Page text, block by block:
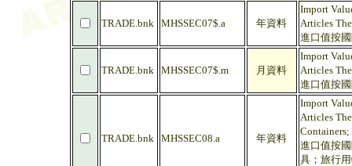
TRADE.bnk MHSSEC07$.a 年資料
Import
Articles
進口值按
TRADE.bnk MHSSEC07$.m 月資料
Import
Articles
進口值按
TRADE.bnk MHSSEC08.a 年資料
Import
Articles
進口值按
具；旅行